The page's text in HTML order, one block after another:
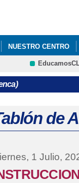
NUESTRO CENTRO
de
1 Julio,